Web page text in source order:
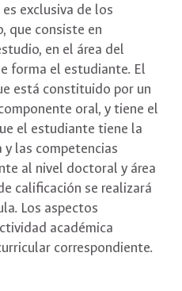
exclusiva de los
que consiste en
en el área del
forma el estudiante. El
está constituido por un
oral, y tiene el
el estudiante tiene la
las competencias
al nivel doctoral y área
calificación se realizará
Los aspectos
académica
correspondiente.